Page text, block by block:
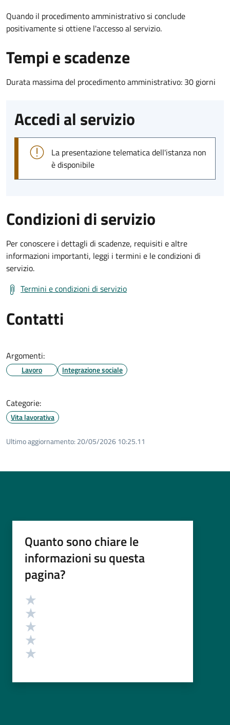
Quando il procedimento amministrativo si conclude
positivamente si ottiene l'accesso al servizio.
Tempi e scadenze
Durata massima del procedimento amministrativo: 30 giorni
Accedi al servizio
La presentazione telematica dell'istanza non
è disponibile
Condizioni di servizio
Per conoscere i dettagli di scadenze, requisiti e altre
informazioni importanti, leggi i termini e le condizioni di
servizio.
Termini e condizioni di servizio
Contatti
Argomenti:
Lavoro Integrazione sociale
Categorie:
Vita lavorativa
Ultimo aggiornamento: 20/05/2026 10:25.11
Quanto sono chiare le
informazioni su questa
pagina?
Valutazione